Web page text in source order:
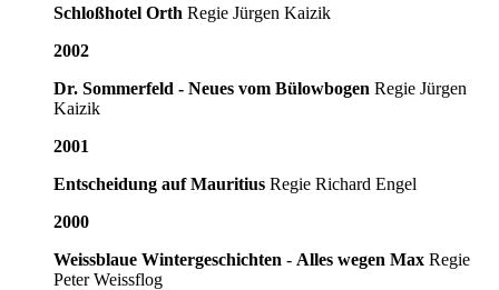
Schloßhotel Orth Regie Jürgen Kaizik
2002
Dr. Sommerfeld - Neues vom Bülowbogen Regie Jürgen
Kaizik
2001
Entscheidung auf Mauritius Regie Richard Engel
2000
Weissblaue Wintergeschichten - Alles wegen Max Regie
Peter Weissflog